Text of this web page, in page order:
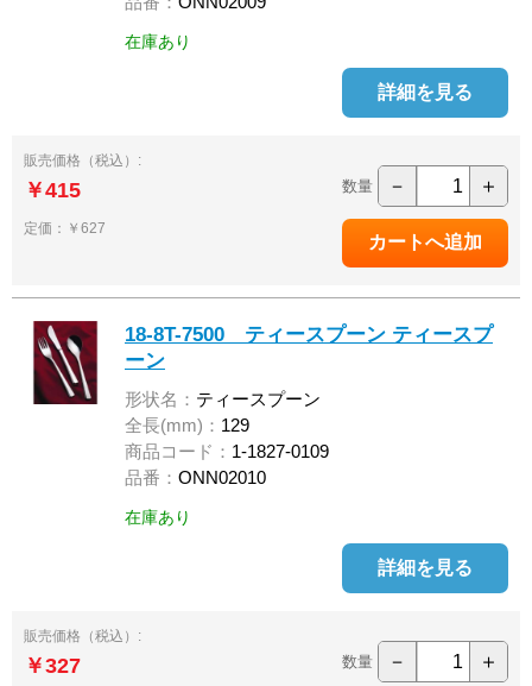
在庫あり
詳細を見る
販売価格（税込）:
￥415
定価：￥627
数量 － ＋
18-8T-7500 ティースプーン ティースプ
ーン
形状名： ティースプーン
全長(mm)： 129
商品コード： 1-1827-0109
品番： ONN02010
在庫あり
詳細を見る
販売価格（税込）:
￥327 数量 － ＋